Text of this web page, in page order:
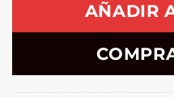
AÑADIR